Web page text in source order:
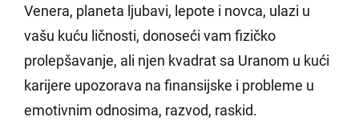
Venera, planeta ljubavi, lepote i novca, ulazi u
vašu kuću ličnosti, donoseći vam fizičko
prolepšavanje, ali njen kvadrat sa Uranom u kući
karijere upozorava na finansijske i probleme u
emotivnim odnosima, razvod, raskid.